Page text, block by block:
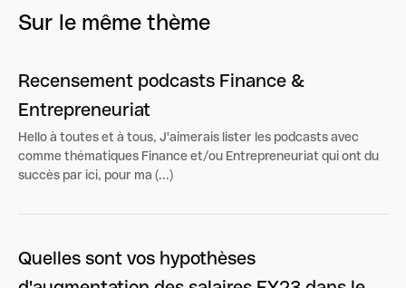
Sur le même thème
Recensement podcasts Finance &
Entrepreneuriat
Hello à toutes et à tous, J'aimerais lister les podcasts avec
comme thématiques Finance et/ou Entrepreneuriat qui ont du
succès par ici, pour ma (...)
Quelles sont vos hypothèses